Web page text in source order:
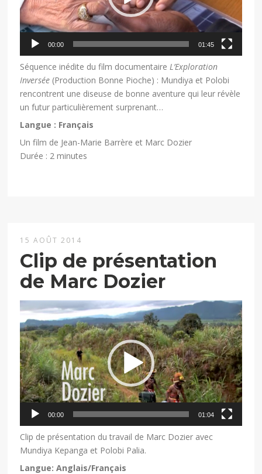
00:00 01:45
Séquence inédite du film documentaireL’Exploration
Inversée (Production Bonne Pioche) : Mundiya et Polobi
rencontrent une diseuse de bonne aventure qui leur révèle
un futur particulièrement surprenant…
Langue : Français
Un film de Jean-Marie Barrère et Marc Dozier
Durée : 2 minutes
15 AOÛT 2014
Clip de présentation
de Marc Dozier
Lecteur
vidéo
00:00 01:04
Clip de présentation du travail de Marc Dozier avec
Mundiya Kepanga et Polobi Palia.
Langue: Anglais/Français